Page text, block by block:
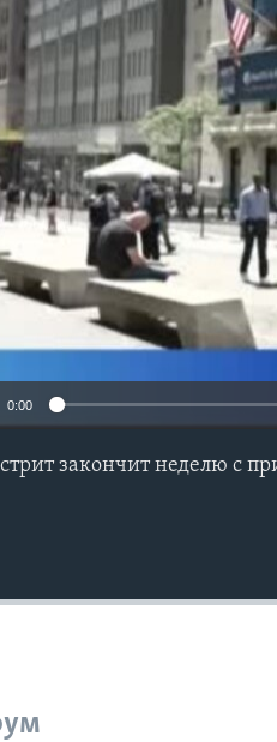
0:00
закончит неделю с